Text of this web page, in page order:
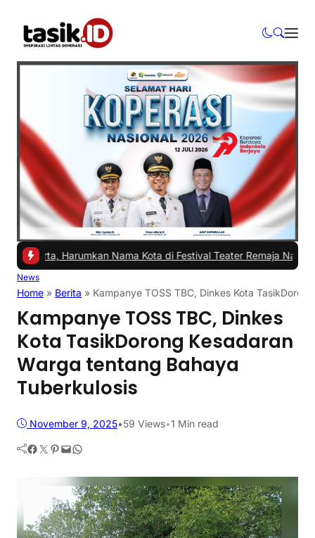
Harumkan Nama Kota di Festival Teater Remaja Nasional|#2 -
News
Home » Berita » Kampanye TOSS TBC, Dinkes Kota
Kampanye TOSS TBC, Dinkes
Kota TasikDorong Kesadaran
Warga tentang Bahaya
Tuberkulosis
November 9, 2025•59 Views•1 Min read
Facebook Twitter Pinterest Mail WhatsApp